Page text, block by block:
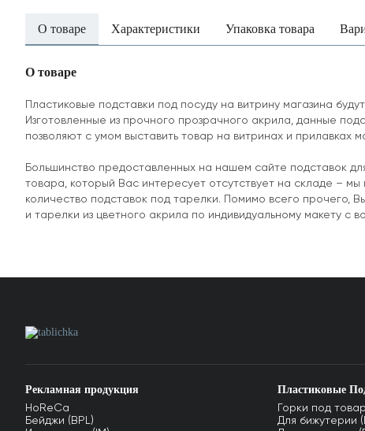
О товаре Характеристики Упаковка товара
О товаре
Пластиковые подставки под посуду на витрину магазина
Изготовленные из прочного прозрачного акрила, данные
позволяют с умом выставить товар на витринах и прилавках
Большинство предоставленных на нашем сайте подставок
товара, который Вас интересует отсутствует на складе –
количество подставок под тарелки. Помимо всего прочего,
и тарелки из цветного акрила по индивидуальному макету с
Рекламная продукция
HoReCa
Бейджи (BPL)
Пластиковые
Горки под
Для бижутерии